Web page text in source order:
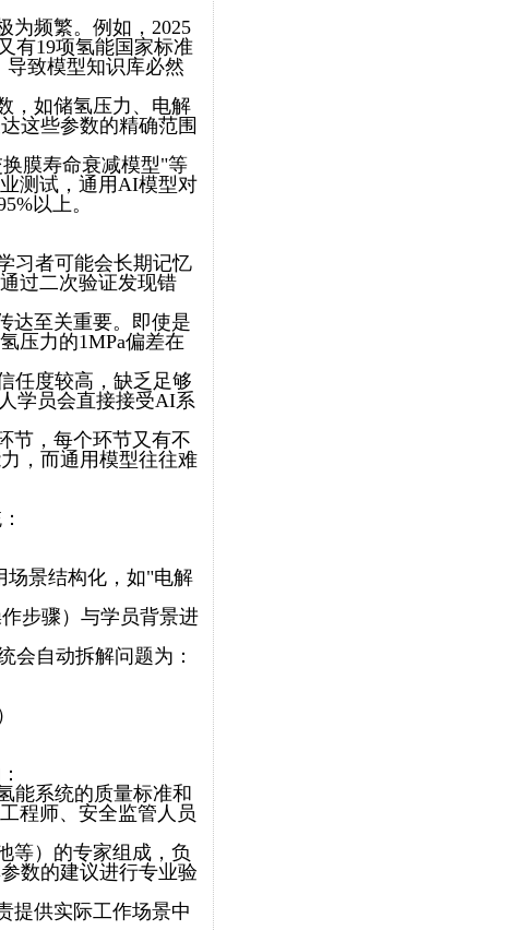
为频繁。例如，2025
有19项氢能国家标准
致模型知识库必然
，如储氢压力、电解
这些参数的精确范围
膜寿命衰减模型"等
测试，通用AI模型对
以上。
习者可能会长期记忆
过二次验证发现错
达至关重要。即使是
压力的1MPa偏差在
任度较高，缺乏足够
学员会直接接受AI系
节，每个环节又有不
，而通用模型往往难
景结构化，如"电解
步骤）与学员背景进
会自动拆解问题为：
能系统的质量标准和
程师、安全监管人员
等）的专家组成，负
数的建议进行专业验
提供实际工作场景中